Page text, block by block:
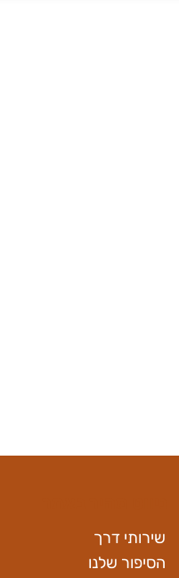
שירותי דרך
הסיפור שלנו